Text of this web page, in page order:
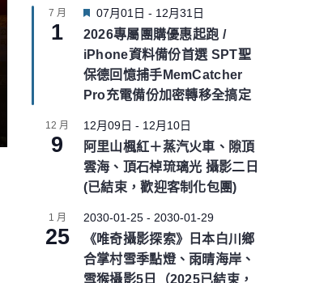
d
7 月
1
F
e
a
t
u
r
d
07月01日 - 12月31日
2026專屬團購優惠起跑 /
iPhone資料備份首選 SPT聖
保德回憶捕手MemCatcher
Pro充電備份加密轉移全搞定
12 月
9
12月09日 - 12月10日
阿里山楓紅＋蒸汽火車、隙頂
雲海、頂石棹琉璃光 攝影二日
(已結束，歡迎客制化包團)
1 月
25
2030-01-25- 2030-01-29
《唯奇攝影探索》日本白川鄉
合掌村雪季點燈、雨晴海岸、
雪猴攝影5日（2025已結束，